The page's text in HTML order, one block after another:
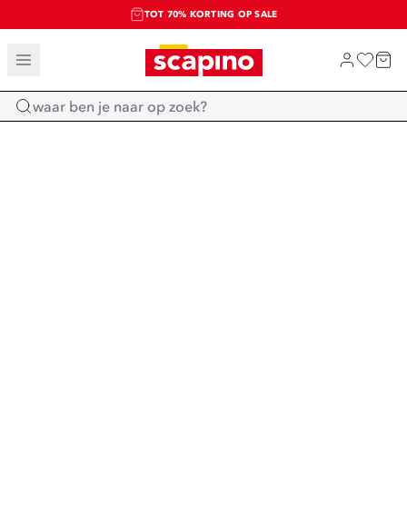
TOT 70% KORTING OP SALE
SALE: LAATSTE KANS!
SHOP NIEUW
Home